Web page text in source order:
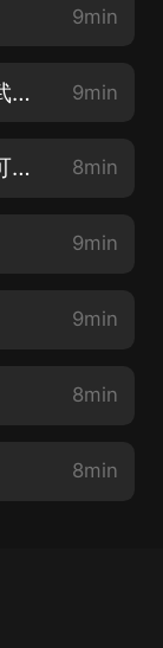
9min
鬥神-002集-青梅竹馬（搜變臉武士） 9min
鬥神-003集-火神力（搜死不了可咋整） 8min
9min
9min
8min
8min